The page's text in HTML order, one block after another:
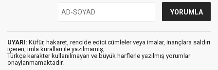
UYARI: Küfür, hakaret, rencide edici cümleler veya imalar, inançlara saldırı
içeren, imla kuralları ile yazılmamış,
Türkçe karakter kullanılmayan ve büyük harflerle yazılmış yorumlar
onaylanmamaktadır.